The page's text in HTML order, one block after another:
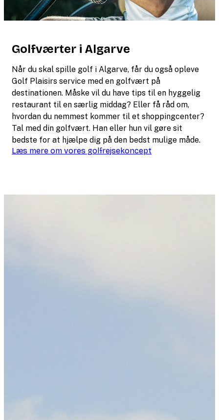
Golfværter i Algarve
Når du skal spille golf i Algarve, får du også opleve
Golf Plaisirs service med en golfvært på
destinationen. Måske vil du have tips til en hyggelig
restaurant til en særlig middag? Eller få råd om,
hvordan du nemmest kommer til et shoppingcenter?
Tal med din golfvært. Han eller hun vil gøre sit
bedste for at hjælpe dig på den bedst mulige måde.
Læs mere om vores golfrejsekoncept